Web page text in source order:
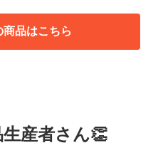
商品はこちら
産者さん👏